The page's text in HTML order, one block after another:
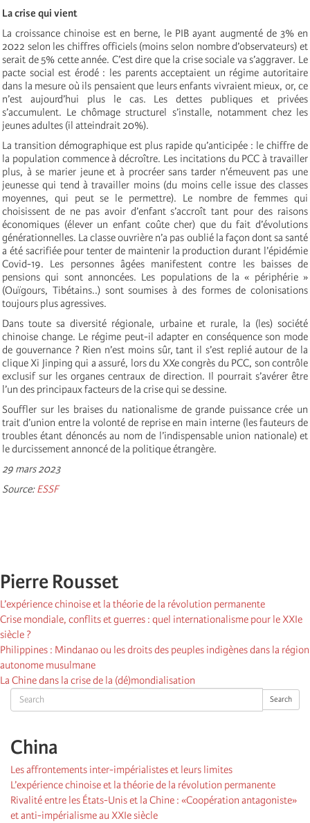
Search Search
China
Les affrontements inter-impérialistes et leurs limites
L’expérience chinoise et la théorie de la révolution permanente
Rivalité entre les États-Unis et la Chine : «Coopération antagoniste»
et anti-impérialisme au XXIe siècle
La crise qui vient
La croissance chinoise est en berne, le PIB ayant augmenté de 3% en
2022 selon les chiffres officiels (moins selon nombre d’observateurs) et
serait de 5% cette année. C’est dire que la crise sociale va s’aggraver. Le
pacte social est érodé : les parents acceptaient un régime autoritaire
dans la mesure où ils pensaient que leurs enfants vivraient mieux, or, ce
n’est aujourd’hui plus le cas. Les dettes publiques et privées
s’accumulent. Le chômage structurel s’installe, notamment chez les
jeunes adultes (il atteindrait 20%).
La transition démographique est plus rapide qu’anticipée : le chiffre de
la population commence à décroître. Les incitations du PCC à travailler
plus, à se marier jeune et à procréer sans tarder n’émeuvent pas une
jeunesse qui tend à travailler moins (du moins celle issue des classes
moyennes, qui peut se le permettre). Le nombre de femmes qui
choisissent de ne pas avoir d’enfant s’accroît tant pour des raisons
économiques (élever un enfant coûte cher) que du fait d’évolutions
générationnelles. La classe ouvrière n’a pas oublié la façon dont sa santé
a été sacrifiée pour tenter de maintenir la production durant l’épidémie
Covid-19. Les personnes âgées manifestent contre les baisses de
pensions qui sont annoncées. Les populations de la « périphérie »
(Ouïgours, Tibétains..) sont soumises à des formes de colonisations
toujours plus agressives.
Dans toute sa diversité régionale, urbaine et rurale, la (les) société
chinoise change. Le régime peut-il adapter en conséquence son mode
de gouvernance ? Rien n’est moins sûr, tant il s’est replié autour de la
clique Xi Jinping qui a assuré, lors du XXe congrès du PCC, son contrôle
exclusif sur les organes centraux de direction. Il pourrait s’avérer être
l’un des principaux facteurs de la crise qui se dessine.
Souffler sur les braises du nationalisme de grande puissance crée un
trait d’union entre la volonté de reprise en main interne (les fauteurs de
troubles étant dénoncés au nom de l’indispensable union nationale) et
le durcissement annoncé de la politique étrangère.
29 mars 2023
Source:ESSF
Pierre Rousset
L’expérience chinoise et la théorie de la révolution permanente
Crise mondiale, conflits et guerres : quel internationalisme pour le XXIe
siècle ?
Philippines : Mindanao ou les droits des peuples indigènes dans la région
autonome musulmane
La Chine dans la crise de la (dé)mondialisation